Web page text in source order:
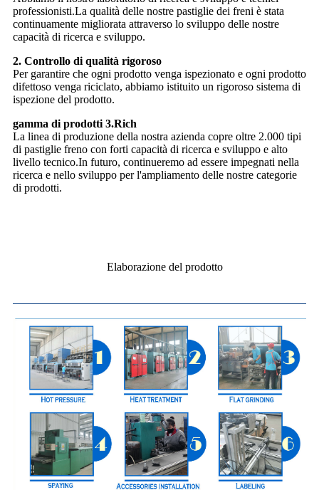
professionisti.La qualità delle nostre pastiglie dei freni è stata
continuamente migliorata attraverso lo sviluppo delle nostre
capacità di ricerca e sviluppo.
2. Controllo di qualità rigoroso
Per garantire che ogni prodotto venga ispezionato e ogni prodotto
difettoso venga riciclato, abbiamo istituito un rigoroso sistema di
ispezione del prodotto.
gamma di prodotti 3.Rich
La linea di produzione della nostra azienda copre oltre 2.000 tipi
di pastiglie freno con forti capacità di ricerca e sviluppo e alto
livello tecnico.In futuro, continueremo ad essere impegnati nella
ricerca e nello sviluppo per l'ampliamento delle nostre categorie
di prodotti.
Elaborazione del prodotto